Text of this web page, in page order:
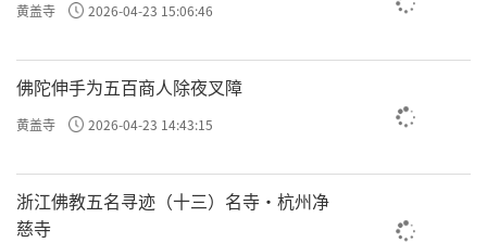
黄盖寺 2026-04-23 15:06:46
佛陀伸手为五百商人除夜叉障
黄盖寺 2026-04-23 14:43:15
浙江佛教五名寻迹（十三）名寺·杭州净
慈寺